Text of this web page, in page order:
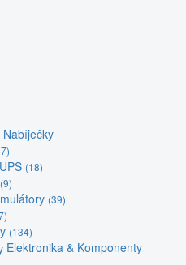
(18)
(9)
(39)
(134)
Elektronika & Komponenty